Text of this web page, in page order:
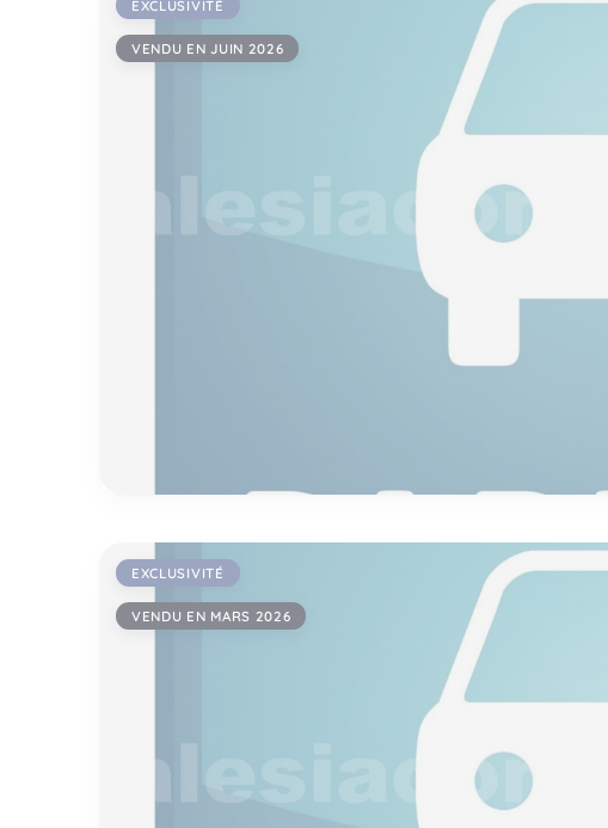
EXCLUSIVITÉ
VENDU EN JUIN 2026
EXCLUSIVITÉ
VENDU EN MARS 2026